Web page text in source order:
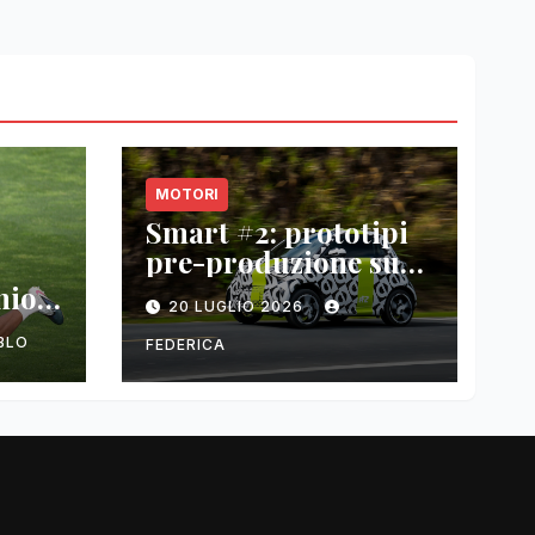
MOTORI
Smart #2: prototipi
pre-produzione su
strada prima del
paris motor show
2026
20 LUGLIO 2026
FEDERICA